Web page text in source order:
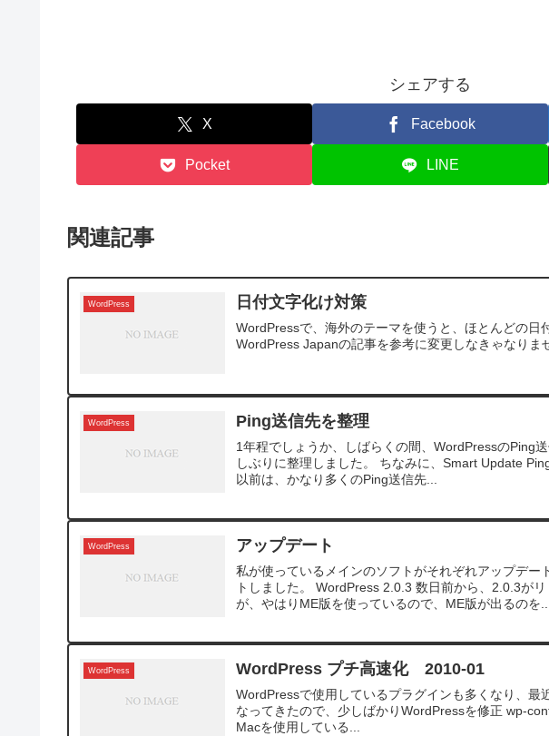
シェアする
X Facebook
Pocket LINE
関連記事
WordPress 日付文字化け対策
WordPressで、海外のテーマを使うと、ほとんどの日
WordPress Japanの記事を参考に変更しなきゃなりま
WordPress Ping送信先を整理
1年程でしょうか、しばらくの間、WordPressのPing
しぶりに整理しました。 ちなみに、Smart Update
以前は、かなり多くのPing送信先...
WordPress アップデート
私が使っているメインのソフトがそれぞれアップデー
トしました。 WordPress 2.0.3 数日前から、2.0.3が
が、やはりME版を使っているので、ME版が出るのを...
WordPress WordPress プチ高速化 2010-01
WordPressで使用しているプラグインも多くなり、最
なってきたので、少しばかりWordPressを修正 wp-
Macを使用している...